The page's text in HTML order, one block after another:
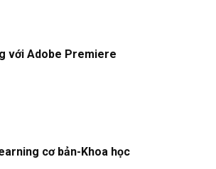
với Adobe Premiere
cơ bản-Khoa học